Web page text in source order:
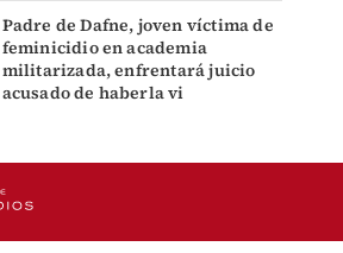
Padre de Dafne, joven víctima de
feminicidio en academia
militarizada, enfrentará juicio
acusado de haberla vi